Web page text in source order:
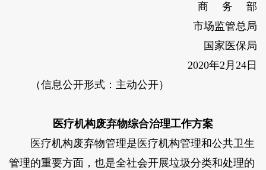
商 务 部
市场监管总局
国家医保局
2020年2月24日
（信息公开形式：主动公开）
医疗机构废弃物综合治理工作方案
医疗机构废弃物管理是医疗机构管理和公共卫生
管理的重要方面，也是全社会开展垃圾分类和处理的